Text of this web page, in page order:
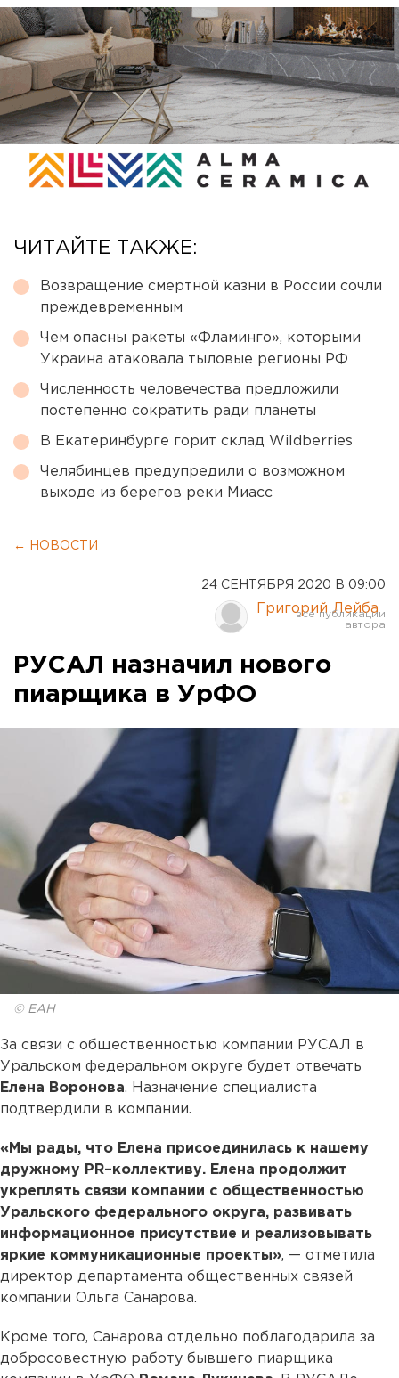
ЧИТАЙТЕ ТАКЖЕ:
Возвращение смертной казни в России сочли
преждевременным
Чем опасны ракеты «Фламинго», которыми
Украина атаковала тыловые регионы РФ
Численность человечества предложили
постепенно сократить ради планеты
В Екатеринбурге горит склад Wildberries
Челябинцев предупредили о возможном
выходе из берегов реки Миасс
← НОВОСТИ
24 СЕНТЯБРЯ 2020 В 09:00
Григорий Лейба
РУСАЛ назначил нового
пиарщика в УрФО
© ЕАН
За связи с общественностью компании РУСАЛ в
Уральском федеральном округе будет отвечать
Елена Воронова. Назначение специалиста
подтвердили в компании.
«Мы рады, что Елена присоединилась к нашему
дружному PR–коллективу. Елена продолжит
укреплять связи компании с общественностью
Уральского федерального округа, развивать
информационное присутствие и реализовывать
яркие коммуникационные проекты», — отметила
директор департамента общественных связей
компании Ольга Санарова.
Кроме того, Санарова отдельно поблагодарила за
добросовестную работу бывшего пиарщика